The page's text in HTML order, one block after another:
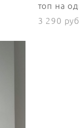
топ на
3 290